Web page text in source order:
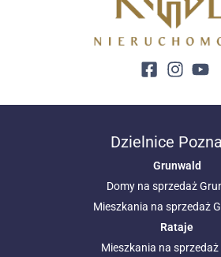
Dzielnice
Grunwald
Domy na sprzedaż
Mieszkania na sprzedaż
Rataje
Mieszkania na sprzedaż